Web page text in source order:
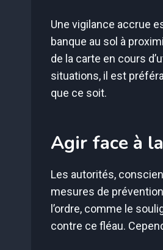
Une vigilance accrue
banque au sol à
de la carte en cours
situations, il est
que ce soit.
Agir face à
Les autorités,
mesures de
l’ordre, comme le
contre ce fléau.